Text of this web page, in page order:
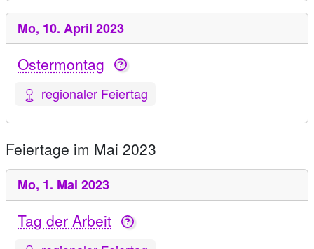
Mo, 10. April 2023
Ostermontag
regionaler Feiertag
Feiertage im Mai 2023
Mo, 1. Mai 2023
Tag der Arbeit